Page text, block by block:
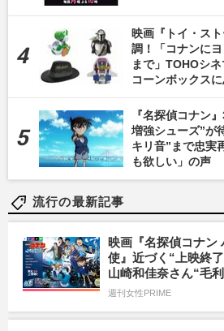
映画『トイ・ス
調！「コナンに
まで」TOHOシ
コーンボックス
『名探偵コナン
増強シューズ”が
キリ音”まで忠実
も欲しい」の声
流行の最新記事
映画『名探偵コナン
使』近づく“上映終
山崎和佳奈さん“毛
週刊女性PRIME